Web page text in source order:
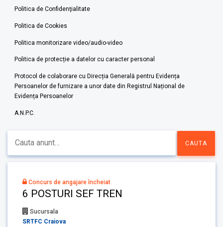
Politica de Confidenţialitate
Politica de Cookies
Politica monitorizare video/audio-video
Politica de protecție a datelor cu caracter personal
Protocol de colaborare cu Direcția Generală pentru Evidența
Persoanelor de furnizare a unor date din Registrul Național de
Evidența Persoanelor
A.N.P.C.
Concurs de angajare încheiat
6 POSTURI SEF TREN
Sucursala
SRTFC Craiova